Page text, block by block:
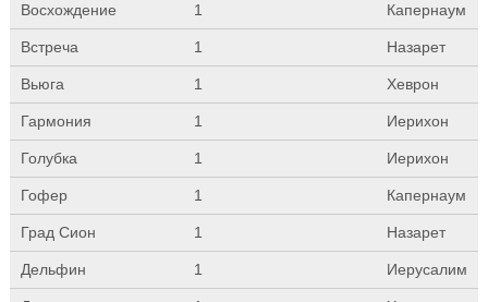
Восхождение 1 Капернаум
Встреча 1 Назарет
Вьюга 1 Хеврон
Гармония 1 Иерихон
Голубка 1 Иерихон
Гофер 1 Капернаум
Град Сион 1 Назарет
Дельфин 1 Иерусалим